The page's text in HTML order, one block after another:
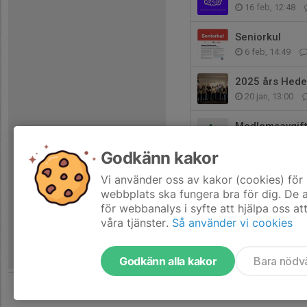
16 feb, 12:48
Seniorkul
6 feb, 14:49
2025 års
20 jan, 13:00
12 jan, 13:15
Godkänn kakor
Vi använder oss av kakor (cookies)
webbplats ska fungera bra för dig. De
för webbanalys i syfte att hjälpa oss
våra tjänster. Så använder vi cookies
Godkänn alla kakor Bara